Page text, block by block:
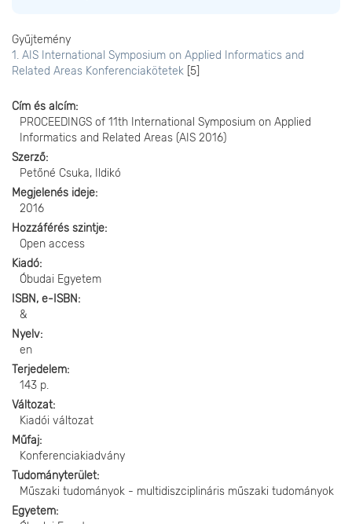
Gyűjtemény
1. AIS International Symposium on Applied Informatics and
Related Areas Konferenciakötetek [5]
Cím és alcím
PROCEEDINGS of 11th International Symposium on Applied
Informatics and Related Areas (AIS 2016)
Szerző
Petőné Csuka, Ildikó
Megjelenés ideje
2016
Hozzáférés szintje
Open access
Kiadó
Óbudai Egyetem
ISBN, e-ISBN
&
Nyelv
en
Terjedelem
143 p.
Változat
Kiadói változat
Műfaj
Konferenciakiadvány
Tudományterület
Műszaki tudományok - multidiszciplináris műszaki tudományok
Egyetem